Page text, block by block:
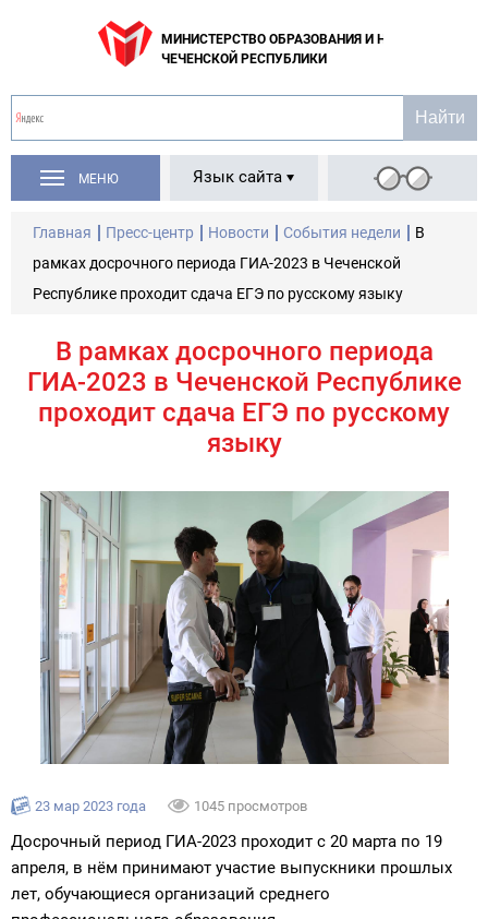
МИНИСТЕРСТВО ОБРАЗОВАНИЯ И НАУКИ
ЧЕЧЕНСКОЙ РЕСПУБЛИКИ
МЕНЮ Язык сайта
Главная Пресс-центр Новости События недели
В
рамках досрочного периода ГИА-2023 в Чеченской
Республике проходит сдача ЕГЭ по русскому языку
В рамках досрочного периода
ГИА-2023 в Чеченской Республике
проходит сдача ЕГЭ по русскому
языку
23 мар 2023 года 1045 просмотров
Досрочный период ГИА-2023 проходит с 20 марта по 19
апреля, в нём принимают участие выпускники прошлых
лет, обучающиеся организаций среднего